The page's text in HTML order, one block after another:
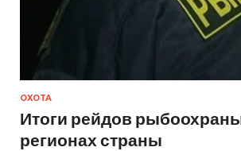
ОХОТА
Итоги рейдов
регионах страны